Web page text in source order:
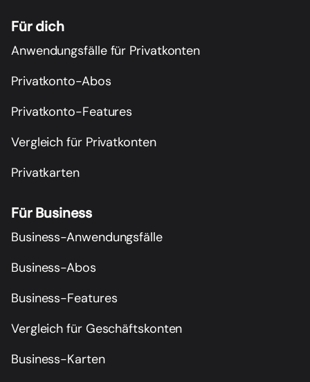
Für dich
Anwendungsfälle für Privatkonten
Privatkonto-Abos
Privatkonto-Features
Vergleich für Privatkonten
Privatkarten
Für Business
Business-Anwendungsfälle
Business-Abos
Business-Features
Vergleich für Geschäftskonten
Business-Karten